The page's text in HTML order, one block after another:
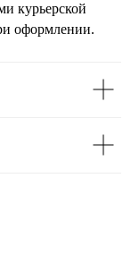
курьерской
оформлении.